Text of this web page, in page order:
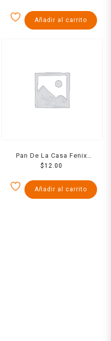
Añadir al carrito
Pan De La Casa Fenix
Barquillo Pieza
$12.00
Añadir al carrito